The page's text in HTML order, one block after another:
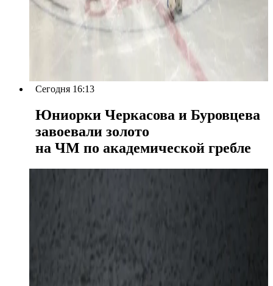
Сегодня 16:13
Юниорки Черкасова и Буровцева
завоевали золото
на ЧМ по академической гребле